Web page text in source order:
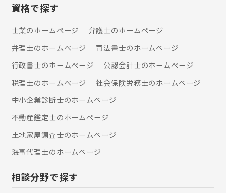
資格で探す
士業のホームぺージ
弁護士のホームぺージ
弁理士のホームぺージ
司法書士のホームぺージ
行政書士のホームぺージ
公認会計士のホームぺージ
税理士のホームぺージ
社会保険労務士のホームぺージ
中小企業診断士のホームぺージ
不動産鑑定士のホームぺージ
土地家屋調査士のホームぺージ
海事代理士のホームぺージ
相談分野で探す